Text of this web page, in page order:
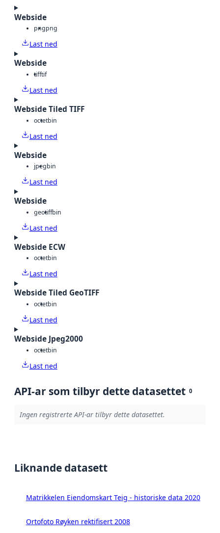
Webside
pngpng
Last ned
Webside
tifftif
Last ned
Webside Tiled TIFF
octetbin
Last ned
Webside
jpegbin
Last ned
Webside
geotiffbin
Last ned
Webside ECW
octetbin
Last ned
Webside Tiled GeoTIFF
octetbin
Last ned
Webside Jpeg2000
octetbin
Last ned
API-ar som tilbyr dette datasettet 0
Ingen registrerte API-ar tilbyr dette datasettet.
Liknande datasett
Matrikkelen Eiendomskart Teig - historiske data 2020
Ortofoto Røyken rektifisert 2008